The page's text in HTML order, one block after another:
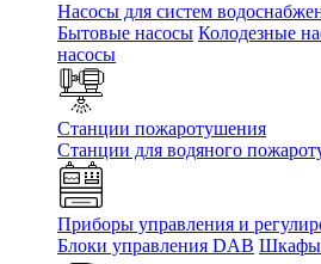
Насосы для систем
Бытовые насосы Колодезные
насосы
Станции пожаротушения
Станции для водяного
Приборы управления и
Блоки управления DAB Шкафы